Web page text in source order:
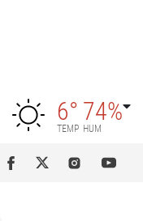
6°
TEMP
74%
HUM